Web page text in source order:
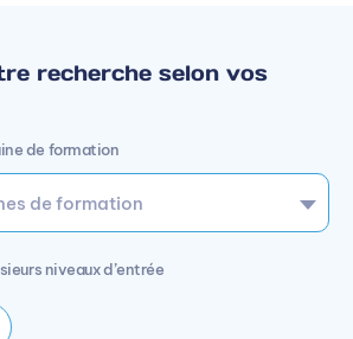
recherche selon vos
de formation
niveaux d’entrée